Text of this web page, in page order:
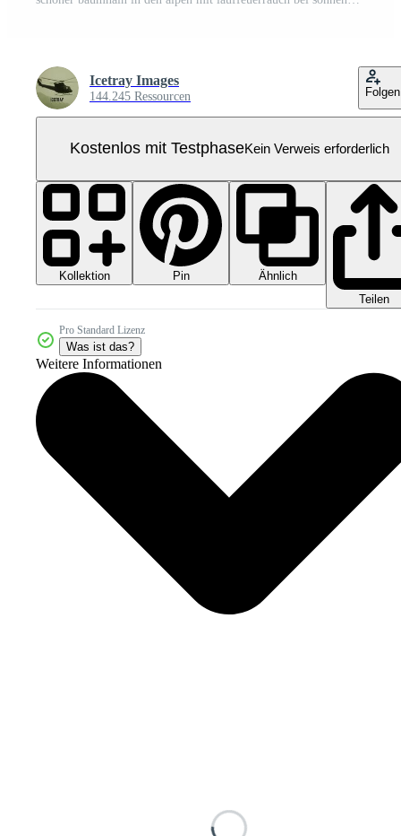
Icetray Images
144.245 Ressourcen Folgen
Kostenlos mit TestphaseKein Verweis erforderlich
Kollektion Pin
Ähnlich
Teilen
Pro Standard Lizenz
Was ist das?
Weitere Informationen